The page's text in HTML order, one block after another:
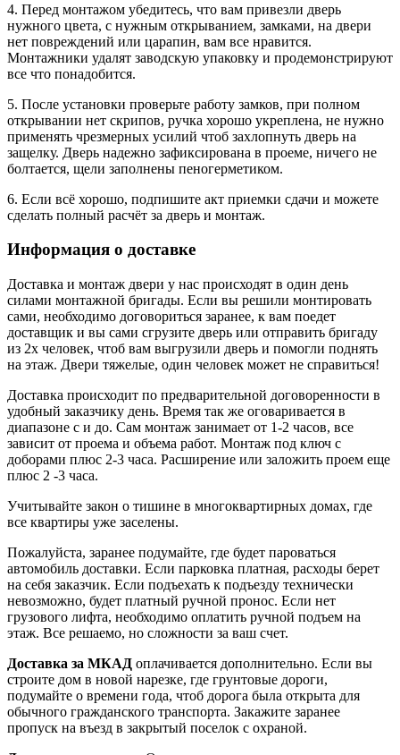
4. Перед монтажом убедитесь, что вам привезли дверь
нужного цвета, с нужным открыванием, замками, на двери
нет повреждений или царапин, вам все нравится.
Монтажники удалят заводскую упаковку и продемонстрируют
все что понадобится.
5. После установки проверьте работу замков, при полном
открывании нет скрипов, ручка хорошо укреплена, не нужно
применять чрезмерных усилий чтоб захлопнуть дверь на
защелку. Дверь надежно зафиксирована в проеме, ничего не
болтается, щели заполнены пеногерметиком.
6. Если всё хорошо, подпишите акт приемки сдачи и можете
сделать полный расчёт за дверь и монтаж.
Информация о доставке
Доставка и монтаж двери у нас происходят в один день
силами монтажной бригады. Если вы решили монтировать
сами, необходимо договориться заранее, к вам поедет
доставщик и вы сами сгрузите дверь или отправить бригаду
из 2х человек, чтоб вам выгрузили дверь и помогли поднять
на этаж. Двери тяжелые, один человек может не справиться!
Доставка происходит по предварительной договоренности в
удобный заказчику день. Время так же оговаривается в
диапазоне с и до. Сам монтаж занимает от 1-2 часов, все
зависит от проема и объема работ. Монтаж под ключ с
доборами плюс 2-3 часа. Расширение или заложить проем еще
плюс 2 -3 часа.
Учитывайте закон о тишине в многоквартирных домах, где
все квартиры уже заселены.
Пожалуйста, заранее подумайте, где будет пароваться
автомобиль доставки. Если парковка платная, расходы берет
на себя заказчик. Если подъехать к подъезду технически
невозможно, будет платный ручной пронос. Если нет
грузового лифта, необходимо оплатить ручной подъем на
этаж. Все решаемо, но сложности за ваш счет.
Доставка за МКАД оплачивается дополнительно. Если вы
строите дом в новой нарезке, где грунтовые дороги,
подумайте о времени года, чтоб дорога была открыта для
обычного гражданского транспорта. Закажите заранее
пропуск на въезд в закрытый поселок с охраной.